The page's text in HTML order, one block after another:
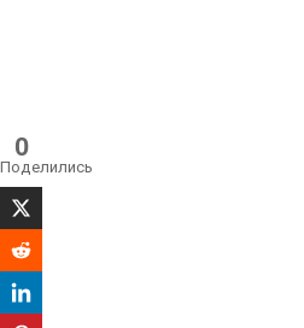
0
Поделились